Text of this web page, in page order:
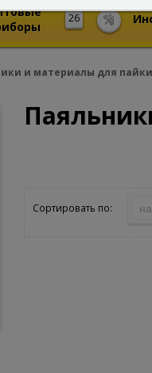
26
и материалы для пайки
Сортировать по: